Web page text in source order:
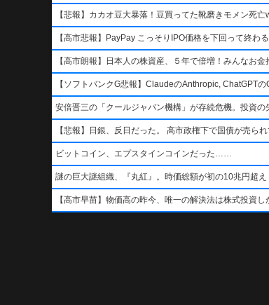
【悲報】カカオ豆大暴落！豆買ってた靴磨きモメン死
【高市悲報】PayPay こっそりIPO価格を下回って終わる
【高市朗報】日本人の株資産、５年で倍増！みんなお金
【ソフトバンクG悲報】ClaudeのAnthropic, ChatGPT
安倍晋三の「クールジャパン機構」が存続危機。投資
【悲報】日銀、反日だった。 高市政権下で国債が売られ
ビットコイン、エプスタインコインだった……
謎の巨大謎組織、『丸紅』。時価総額が初の10兆円超
【高市早苗】物価高の昨今、唯一の解決法は株式投資